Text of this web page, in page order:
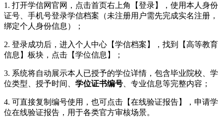
1. 打开学信网官网，点击首页右上角【登录】，使用本人身份
证号、手机号登录学信档案（未注册用户需先完成实名注册，
绑定个人身份信息）；
2. 登录成功后，进入个人中心【学信档案】，找到【高等教育
信息】板块，点击【学位信息】；
3. 系统将自动展示本人已授予的学位详情，包含毕业院校、学
位类型、授予时间、 学位证书编号 、专业信息等完整内容；
4. 可直接复制编号使用，也可点击【在线验证报告】，申请学
位在线验证报告，用于各类官方审核场景。